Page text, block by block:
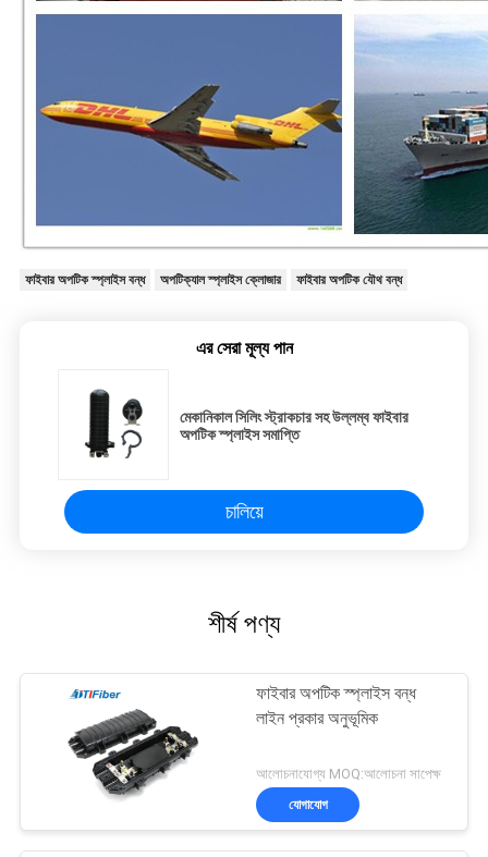
ফাইবার অপটিক স্প্লাইস বন্ধ অপটিক্যাল স্প্লাইস ক্লোজার ফাইবার অপটিক যৌথ বন্ধ
এর সেরা মূল্য পান
মেকানিকাল সিলিং স্ট্রাকচার সহ উল্লম্ব ফাইবার
অপটিক স্প্লাইস সমাপ্তি
চালিয়ে
শীর্ষ পণ্য
ফাইবার অপটিক স্প্লাইস বন্ধ
লাইন প্রকার অনুভূমিক
আলোচনাযোগ্য MOQ:আলোচনা সাপেক্ষ
যোগাযোগ